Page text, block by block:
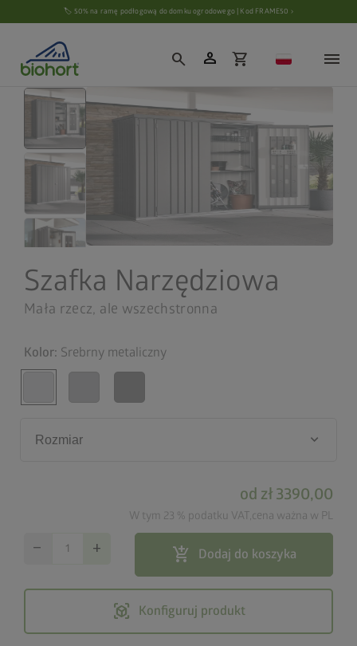
Ustawienia plików cookie🏷️ 50% na ramę podłogową do domku ogrodowego | Kod FRAME50 ›
search person shopping_cart
Szafka Narzędziowa
Mała rzecz, ale wszechstronna
Kolor: Srebrny metaliczny
Rozmiar keyboard_arrow_down
od zł 3390,00
W tym 23 % podatku VAT,cena ważna w PL
remove add add_shopping_cart Dodaj do koszyka
view_in_ar Konfiguruj produkt